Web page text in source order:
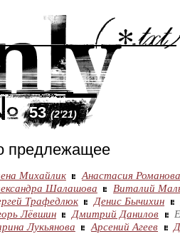
53(2'21)
предлежащее
Михайлик Анастасия Романова
Шалашова
Виталий
Трафедлюк
Денис Бычихин
Лёвшин
Дмитрий Данилов
Лукьянова
Арсений Агеев